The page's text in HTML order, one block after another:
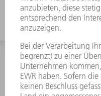
Häufig
Allgemeine